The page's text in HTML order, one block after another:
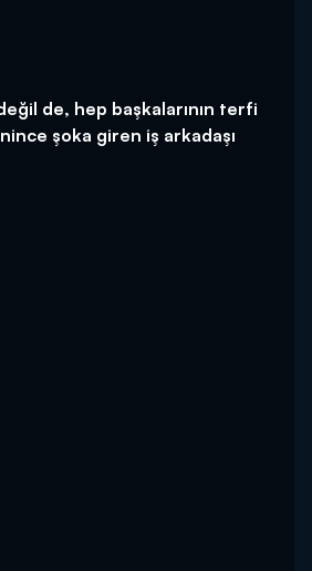
de, hep başkalarının terfi
şoka giren iş arkadaşı